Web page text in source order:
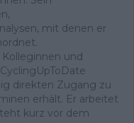
mit denen er
und
direkten Zugang zu
erhält. Er arbeitet
kurz vor dem